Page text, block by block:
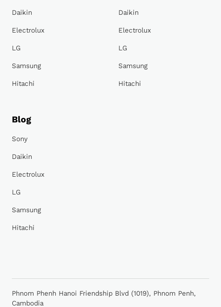
Daikin
Electrolux
LG
Samsung
Hitachi
Daikin
Electrolux
LG
Samsung
Hitachi
Blog
Sony
Daikin
Electrolux
LG
Samsung
Hitachi
Phnom Phenh Hanoi Friendship Blvd (1019), Phnom Penh,
Cambodia